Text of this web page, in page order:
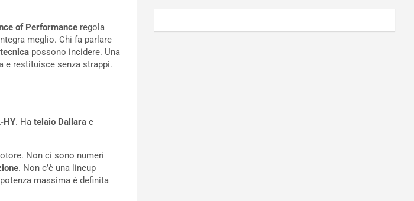
of Performance regola
meglio. Chi fa parlare
possono incidere. Una
e restituisce senza strappi.
. Ha telaio Dallara e
Non ci sono numeri
. Non c’è una lineup
massima è definita